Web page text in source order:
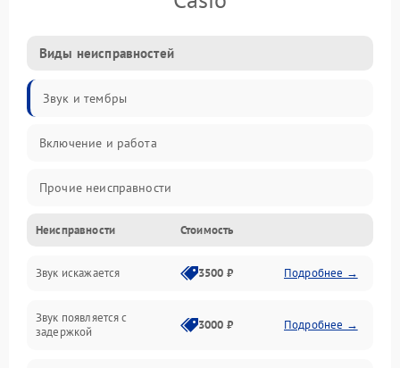
Виды неисправностей
Звук и тембры
Включение и работа
Прочие неисправности
Управление и электроника
Клавиатура
Подключения и интерфейсы
Неисправности Стоимость
Звук искажается 3500 ₽ Подробнее →
Звук появляется с
задержкой
3000 ₽ Подробнее →